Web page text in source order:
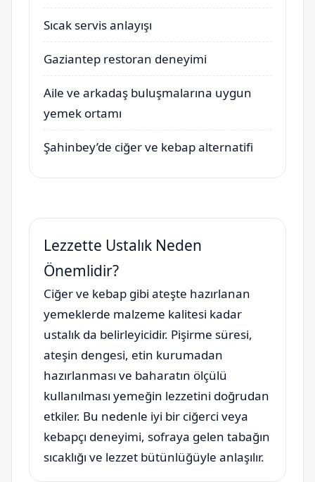
Sıcak servis anlayışı
Gaziantep restoran deneyimi
Aile ve arkadaş buluşmalarına uygun
yemek ortamı
Şahinbey’de ciğer ve kebap alternatifi
Lezzette Ustalık Neden
Önemlidir?
Ciğer ve kebap gibi ateşte hazırlanan
yemeklerde malzeme kalitesi kadar
ustalık da belirleyicidir. Pişirme süresi,
ateşin dengesi, etin kurumadan
hazırlanması ve baharatın ölçülü
kullanılması yemeğin lezzetini doğrudan
etkiler. Bu nedenle iyi bir ciğerci veya
kebapçı deneyimi, sofraya gelen tabağın
sıcaklığı ve lezzet bütünlüğüyle anlaşılır.